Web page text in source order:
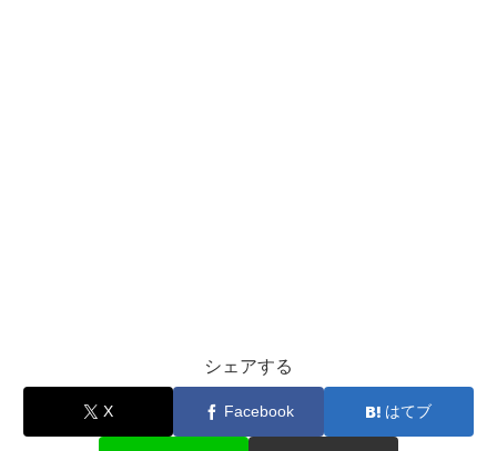
シェアする
X Facebook はてブ